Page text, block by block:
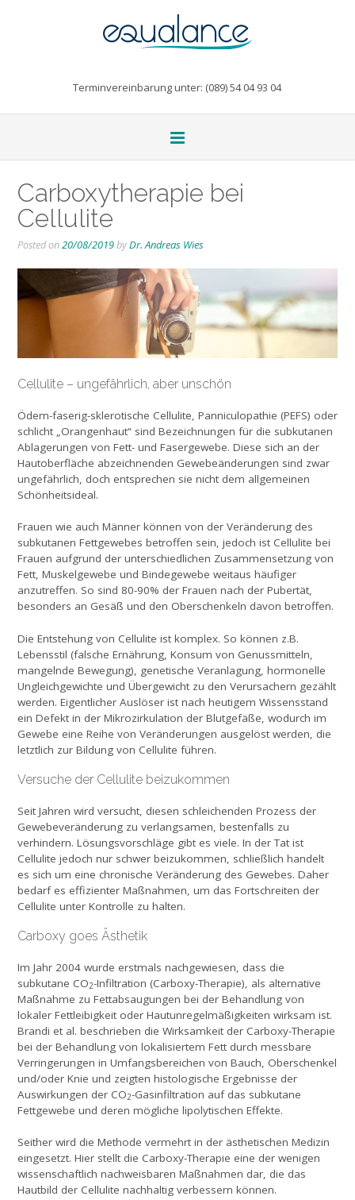
Terminvereinbarung unter: (089) 54 04 93 04
Carboxytherapie bei
Cellulite
Posted on20/08/2019byDr. Andreas Wies
Cellulite – ungefährlich, aber unschön
Ödem-faserig-sklerotische Cellulite, Panniculopathie (PEFS) oder
schlicht „Orangenhaut“ sind Bezeichnungen für die subkutanen
Ablagerungen von Fett- und Faser­gewebe. Diese sich an der
Hautoberfläche abzeich­nenden Gewebeänderungen sind zwar
ungefährlich, doch entsprechen sie nicht dem allgemeinen
Schön­heitsideal.
Frauen wie auch Männer können von der Veränderung des
subkutanen Fettgewebes betroffen sein, jedoch ist Cellulite bei
Frauen aufgrund der unterschiedlichen Zu­sammensetzung von
Fett, Muskelgewebe und Bindege­webe weitaus häufiger
anzutreffen. So sind 80-90% der Frauen nach der Pubertät,
besonders an Gesäß und den Oberschenkeln davon betroffen.
Die Entstehung von Cellulite ist komplex. So können z.B.
Lebensstil (falsche Ernährung, Konsum von Genussmit­teln,
mangelnde Bewegung), genetische Veranlagung, hormonelle
Ungleichgewichte und Übergewicht zu den Verursachern gezählt
werden. Eigentlicher Auslöser ist nach heutigem Wissensstand
ein Defekt in der Mikrozirku­lation der Blutgefäße, wodurch im
Gewebe eine Reihe von Veränderungen ausgelöst werden, die
letztlich zur Bildung von Cellulite führen.
Versuche der Cellulite beizukommen
Seit Jahren wird versucht, diesen schleichenden Prozess der
Gewebeveränderung zu verlangsamen, bestenfalls zu
verhindern. Lösungsvorschläge gibt es viele. In der Tat ist
Cellulite jedoch nur schwer beizukommen, schließlich handelt
es sich um eine chronische Veränderung des Gewebes. Daher
bedarf es effizienter Maßnahmen, um das Fortschreiten der
Cellulite unter Kontrolle zu halten.
Carboxy goes Ästhetik
Im Jahr 2004 wurde erstmals nachgewiesen, dass die
subkutane CO2-Infiltration (Carboxy-Therapie), als alter­native
Maßnahme zu Fettabsaugungen bei der Behand­lung von
lokaler Fettleibigkeit oder Hautunregelmäßig­keiten wirksam ist.
Brandi et al. beschrieben die Wirksam­keit der Carboxy-Therapie
bei der Behandlung von loka­lisiertem Fett durch messbare
Verringerungen in Um­fangsbereichen von Bauch, Oberschenkel
und/oder Knie und zeigten histologische Ergebnisse der
Auswirkun­gen der CO2-Gasinfiltration auf das subkutane
Fettge­webe und deren mögliche lipolytischen Effekte.
Seither wird die Methode vermehrt in der ästhetischen Medizin
eingesetzt. Hier stellt die Carboxy-Therapie eine der wenigen
wissenschaftlich nachweisbaren Maßnah­men dar, die das
Hautbild der Cellulite nachhaltig ver­bessern können.